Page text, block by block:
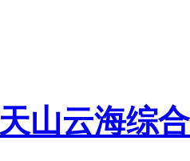
天山云海综